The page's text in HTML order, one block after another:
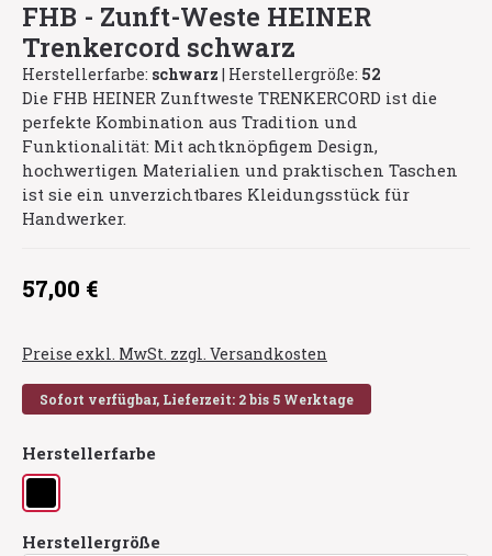
FHB - Zunft-Weste HEINER
Trenkercord schwarz
Herstellerfarbe: schwarz | Herstellergröße: 52
Die FHB HEINER Zunftweste TRENKERCORD ist die
perfekte Kombination aus Tradition und
Funktionalität: Mit achtknöpfigem Design,
hochwertigen Materialien und praktischen Taschen
ist sie ein unverzichtbares Kleidungsstück für
Handwerker.
Regulärer Preis:
57,00 €
Preise exkl. MwSt. zzgl. Versandkosten
Sofort verfügbar, Lieferzeit: 2 bis 5 Werktage
Herstellerfarbe
schwarz
Herstellergröße